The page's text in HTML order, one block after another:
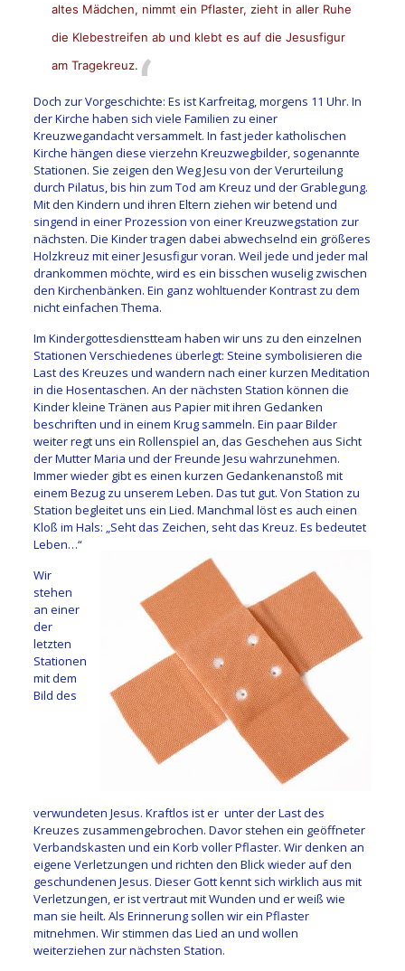
altes Mädchen, nimmt ein Pflaster, zieht in aller Ruhe
die Klebestreifen ab und klebt es auf die Jesusfigur
am Tragekreuz.
Doch zur Vorgeschichte: Es ist Karfreitag, morgens 11 Uhr. In
der Kirche haben sich viele Familien zu einer
Kreuzwegandacht versammelt. In fast jeder katholischen
Kirche hängen diese vierzehn Kreuzwegbilder, sogenannte
Stationen. Sie zeigen den Weg Jesu von der Verurteilung
durch Pilatus, bis hin zum Tod am Kreuz und der Grablegung.
Mit den Kindern und ihren Eltern ziehen wir betend und
singend in einer Prozession von einer Kreuzwegstation zur
nächsten. Die Kinder tragen dabei abwechselnd ein größeres
Holzkreuz mit einer Jesusfigur voran. Weil jede und jeder mal
drankommen möchte, wird es ein bisschen wuselig zwischen
den Kirchenbänken. Ein ganz wohltuender Kontrast zu dem
nicht einfachen Thema.
Im Kindergottesdienstteam haben wir uns zu den einzelnen
Stationen Verschiedenes überlegt: Steine symbolisieren die
Last des Kreuzes und wandern nach einer kurzen Meditation
in die Hosentaschen. An der nächsten Station können die
Kinder kleine Tränen aus Papier mit ihren Gedanken
beschriften und in einem Krug sammeln. Ein paar Bilder
weiter regt uns ein Rollenspiel an, das Geschehen aus Sicht
der Mutter Maria und der Freunde Jesu wahrzunehmen.
Immer wieder gibt es einen kurzen Gedankenanstoß mit
einem Bezug zu unserem Leben. Das tut gut. Von Station zu
Station begleitet uns ein Lied. Manchmal löst es auch einen
Kloß im Hals: „Seht das Zeichen, seht das Kreuz. Es bedeutet
Leben…“
Wir
stehen
an einer
der
letzten
Stationen
mit dem
Bild des
verwundeten Jesus. Kraftlos ist er unter der Last des
Kreuzes zusammengebrochen. Davor stehen ein geöffneter
Verbandskasten und ein Korb voller Pflaster. Wir denken an
eigene Verletzungen und richten den Blick wieder auf den
geschundenen Jesus. Dieser Gott kennt sich wirklich aus mit
Verletzungen, er ist vertraut mit Wunden und er weiß wie
man sie heilt. Als Erinnerung sollen wir ein Pflaster
mitnehmen. Wir stimmen das Lied an und wollen
weiterziehen zur nächsten Station.